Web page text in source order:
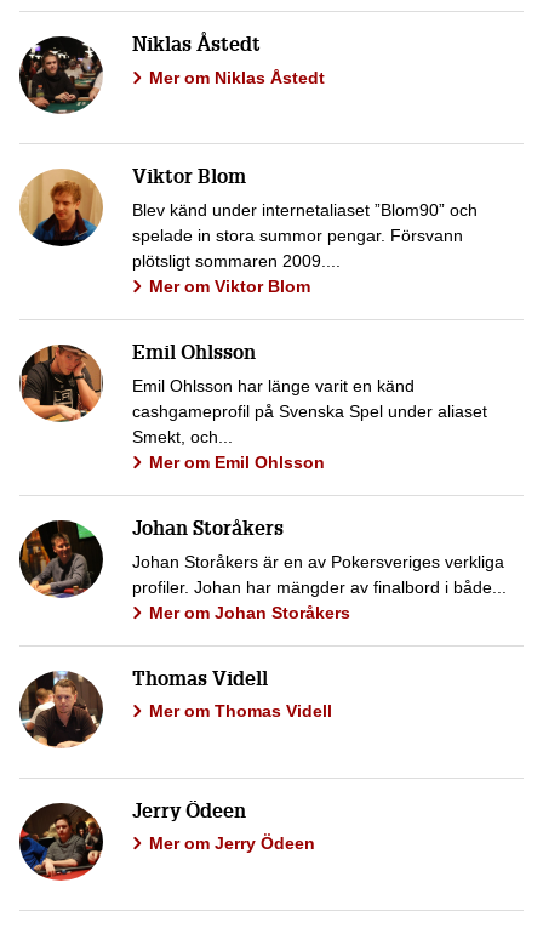
Niklas Åstedt
Mer om Niklas Åstedt
Viktor Blom
Blev känd under internetaliaset ”Blom90” och
spelade in stora summor pengar. Försvann
plötsligt sommaren 2009....
Mer om Viktor Blom
Emil Ohlsson
Emil Ohlsson har länge varit en känd
cashgameprofil på Svenska Spel under aliaset
Smekt, och...
Mer om Emil Ohlsson
Johan Storåkers
Johan Storåkers är en av Pokersveriges verkliga
profiler. Johan har mängder av finalbord i både...
Mer om Johan Storåkers
Thomas Videll
Mer om Thomas Videll
Jerry Ödeen
Mer om Jerry Ödeen